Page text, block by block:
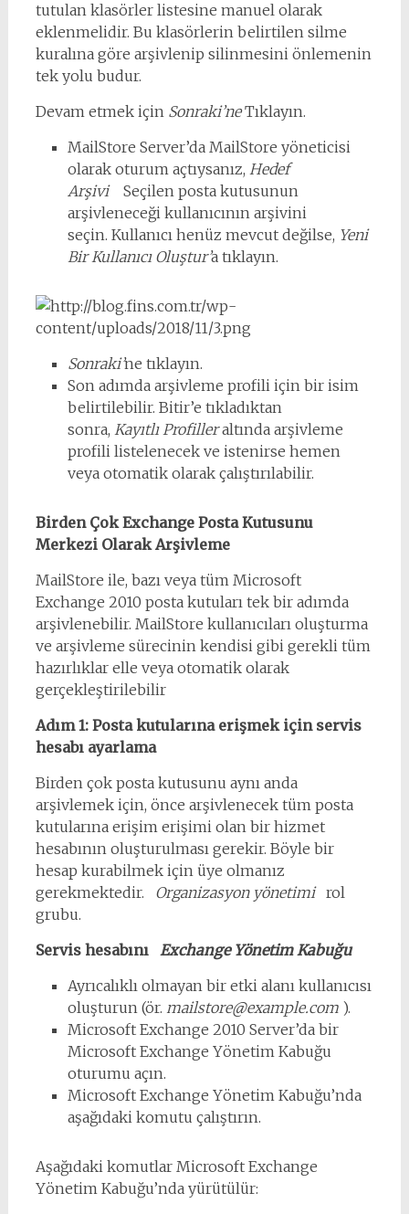
tutulan klasörler listesine manuel olarak
eklenmelidir. Bu klasörlerin belirtilen silme
kuralına göre arşivlenip silinmesini önlemenin
tek yolu budur.
Devam etmek için Sonraki’neTıklayın.
MailStore Server’da MailStore yöneticisi
olarak oturum açtıysanız, Hedef
ArşiviSeçilen posta kutusunun
arşivleneceği kullanıcının arşivini
seçin. Kullanıcı henüz mevcut değilse, Yeni
Bir Kullanıcı Oluştur’a tıklayın.
Sonraki’ne tıklayın.
Son adımda arşivleme profili için bir isim
belirtilebilir. Bitir’e tıkladıktan
sonra, Kayıtlı Profilleraltında arşivleme
profili listelenecek ve istenirse hemen
veya otomatik olarak çalıştırılabilir.
Birden Çok Exchange Posta Kutusunu
Merkezi Olarak Arşivleme
MailStore ile, bazı veya tüm Microsoft
Exchange 2010 posta kutuları tek bir adımda
arşivlenebilir. MailStore kullanıcıları oluşturma
ve arşivleme sürecinin kendisi gibi gerekli tüm
hazırlıklar elle veya otomatik olarak
gerçekleştirilebilir
Adım 1: Posta kutularına erişmek için servis
hesabı ayarlama
Birden çok posta kutusunu aynı anda
arşivlemek için, önce arşivlenecek tüm posta
kutularına erişim erişimi olan bir hizmet
hesabının oluşturulması gerekir. Böyle bir
hesap kurabilmek için üye olmanız
gerekmektedir. Organizasyon yönetimirol
grubu.
Servis hesabını
Exchange Yönetim Kabuğu
Ayrıcalıklı olmayan bir etki alanı kullanıcısı
oluşturun (ör. mailstore@example.com).
Microsoft Exchange 2010 Server’da bir
Microsoft Exchange Yönetim Kabuğu
oturumu açın.
Microsoft Exchange Yönetim Kabuğu’nda
aşağıdaki komutu çalıştırın.
Aşağıdaki komutlar Microsoft Exchange
Yönetim Kabuğu’nda yürütülür: